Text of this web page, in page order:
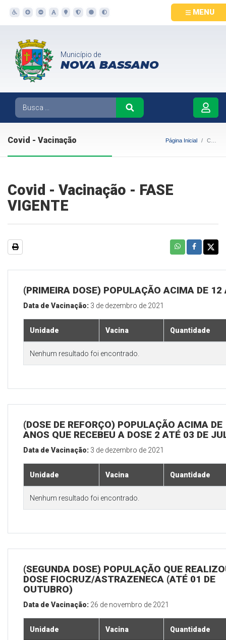
MENU
Município de
NOVA BASSANO
Covid - Vacinação Página Inicial Covid - Vacinação
Covid - Vacinação - FASE
VIGENTE
(PRIMEIRA DOSE) POPULAÇÃO ACIMA DE 12
Data de Vacinação: 3 de dezembro de 2021
Unidade Vacina Quantidade
Nenhum resultado foi encontrado.
(DOSE DE REFORÇO) POPULAÇÃO ACIMA DE
ANOS QUE RECEBEU A DOSE 2 ATÉ 03 DE
Data de Vacinação: 3 de dezembro de 2021
Unidade Vacina Quantidade
Nenhum resultado foi encontrado.
(SEGUNDA DOSE) POPULAÇÃO QUE
DOSE FIOCRUZ/ASTRAZENECA (ATÉ 01 DE
OUTUBRO)
Data de Vacinação: 26 de novembro de 2021
Unidade Vacina Quantidade